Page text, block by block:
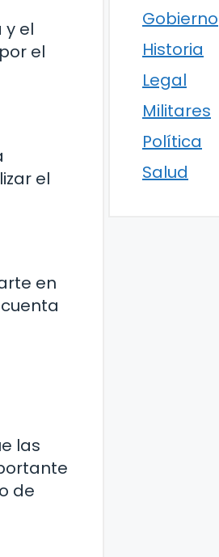
el
el
el
en
las
de
Gobierno
Historia
Legal
Militares
Política
Salud